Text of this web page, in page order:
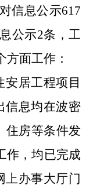
信息公示617
公示2条，工
面工作：
安居工程项目
信息均在波密
住房等条件发
作，均已完成
上办事大厅门